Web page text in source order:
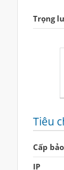
Trọng
Tiêu
Cấp
IP